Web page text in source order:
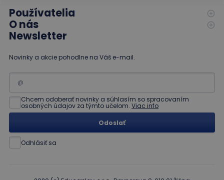
Používatelia
O nás
Newsletter
Novinky a akcie pohodlne na Váš e-mail.
Chcem odoberať novinky a súhlasím so spracovaním
osobných údajov za týmto učelom. Viac info
Odoslať
Odhlásiť sa
daný
dobrým